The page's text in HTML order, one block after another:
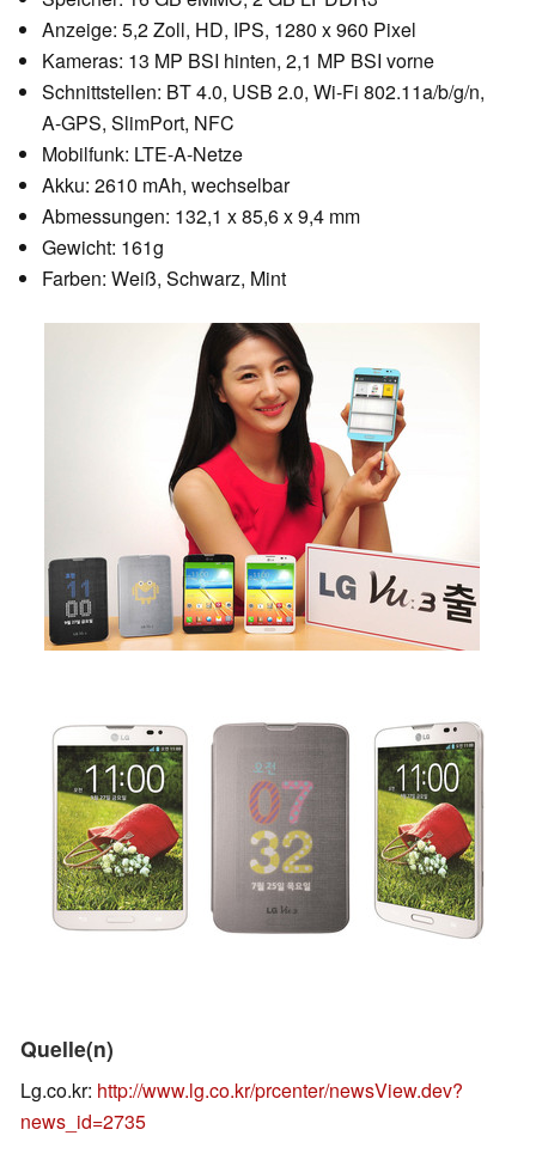
Anzeige: 5,2 Zoll, HD, IPS, 1280 x 960 Pixel
Kameras: 13 MP BSI hinten, 2,1 MP BSI vorne
Schnittstellen: BT 4.0, USB 2.0, Wi-Fi 802.11a/b/g/n,
A-GPS, SlimPort, NFC
Mobilfunk: LTE-A-Netze
Akku: 2610 mAh, wechselbar
Abmessungen: 132,1 x 85,6 x 9,4 mm
Gewicht: 161g
Farben: Weiß, Schwarz, Mint
Quelle(n)
Lg.co.kr: http://www.lg.co.kr/prcenter/newsView.dev?
news_id=2735